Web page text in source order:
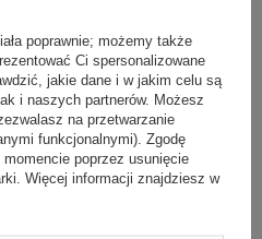
All In One - Nawilżająca
Twarzy - 200g
poprawnie; możemy także
Ci spersonalizowane
jakie dane i w jakim celu są
i naszych partnerów. Możesz
na przetwarzanie
funkcjonalnymi). Zgodę
poprzez usunięcie
Więcej informacji znajdziesz w